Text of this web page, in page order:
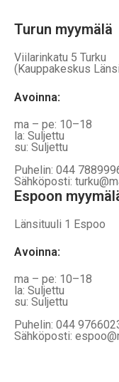
Turun myymälä
Viilarinkatu 5 Turku
(Kauppakeskus
Avoinna:
ma – pe: 10–18
la: Suljettu
su: Suljettu
Puhelin: 044
Sähköposti:
Espoon
Länsituuli 1 Espoo
Avoinna:
ma – pe: 10–18
la: Suljettu
su: Suljettu
Puhelin: 044
Sähköposti: